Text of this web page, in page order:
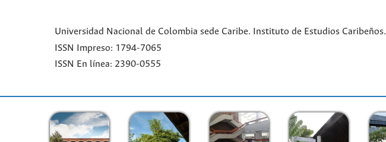
Universidad Nacional de Colombia sede Caribe. Instituto de Estudios Caribeños.
ISSN Impreso: 1794-7065
ISSN En línea: 2390-0555